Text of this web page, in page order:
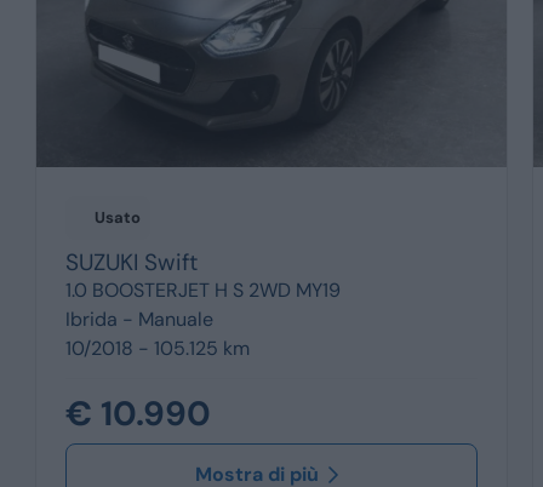
Usato
SUZUKI Swift
1.0 BOOSTERJET H S 2WD MY19
Ibrida - Manuale
10/2018 - 105.125 km
€ 10.990
Mostra di più